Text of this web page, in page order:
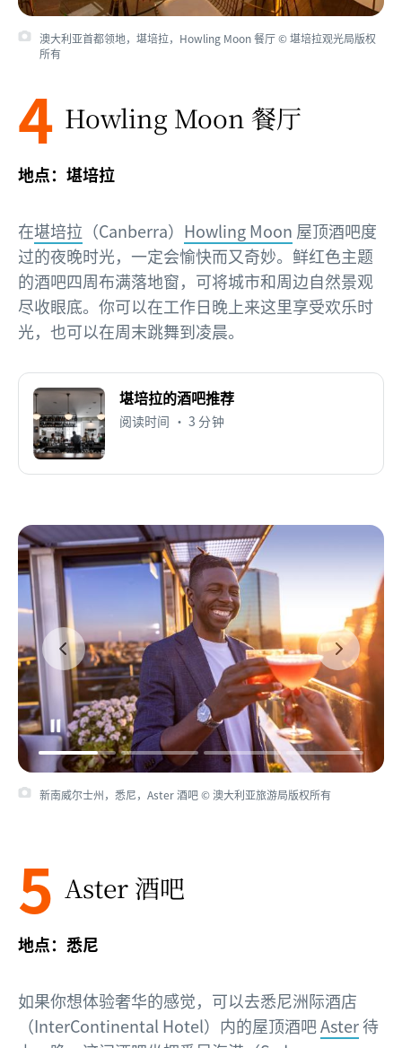
澳大利亚首都领地，堪培拉，Howling Moon 餐厅 © 堪培拉观光局版权
所有
4 Howling Moon 餐厅
地点：堪培拉
在堪培拉 （Canberra） Howling Moon 屋顶酒吧度
过的夜晚时光，一定会愉快而又奇妙。鲜红色主题
的酒吧四周布满落地窗，可将城市和周边自然景观
尽收眼底。你可以在工作日晚上来这里享受欢乐时
光，也可以在周末跳舞到凌晨。
堪培拉的酒吧推荐
阅读时间 • 3 分钟
新南威尔士州，悉尼，Aster 酒吧 © 澳大利亚旅游局版权所有
5 Aster 酒吧
地点：悉尼
如果你想体验奢华的感觉，可以去悉尼洲际酒店
（InterContinental Hotel）内的屋顶酒吧Aster待